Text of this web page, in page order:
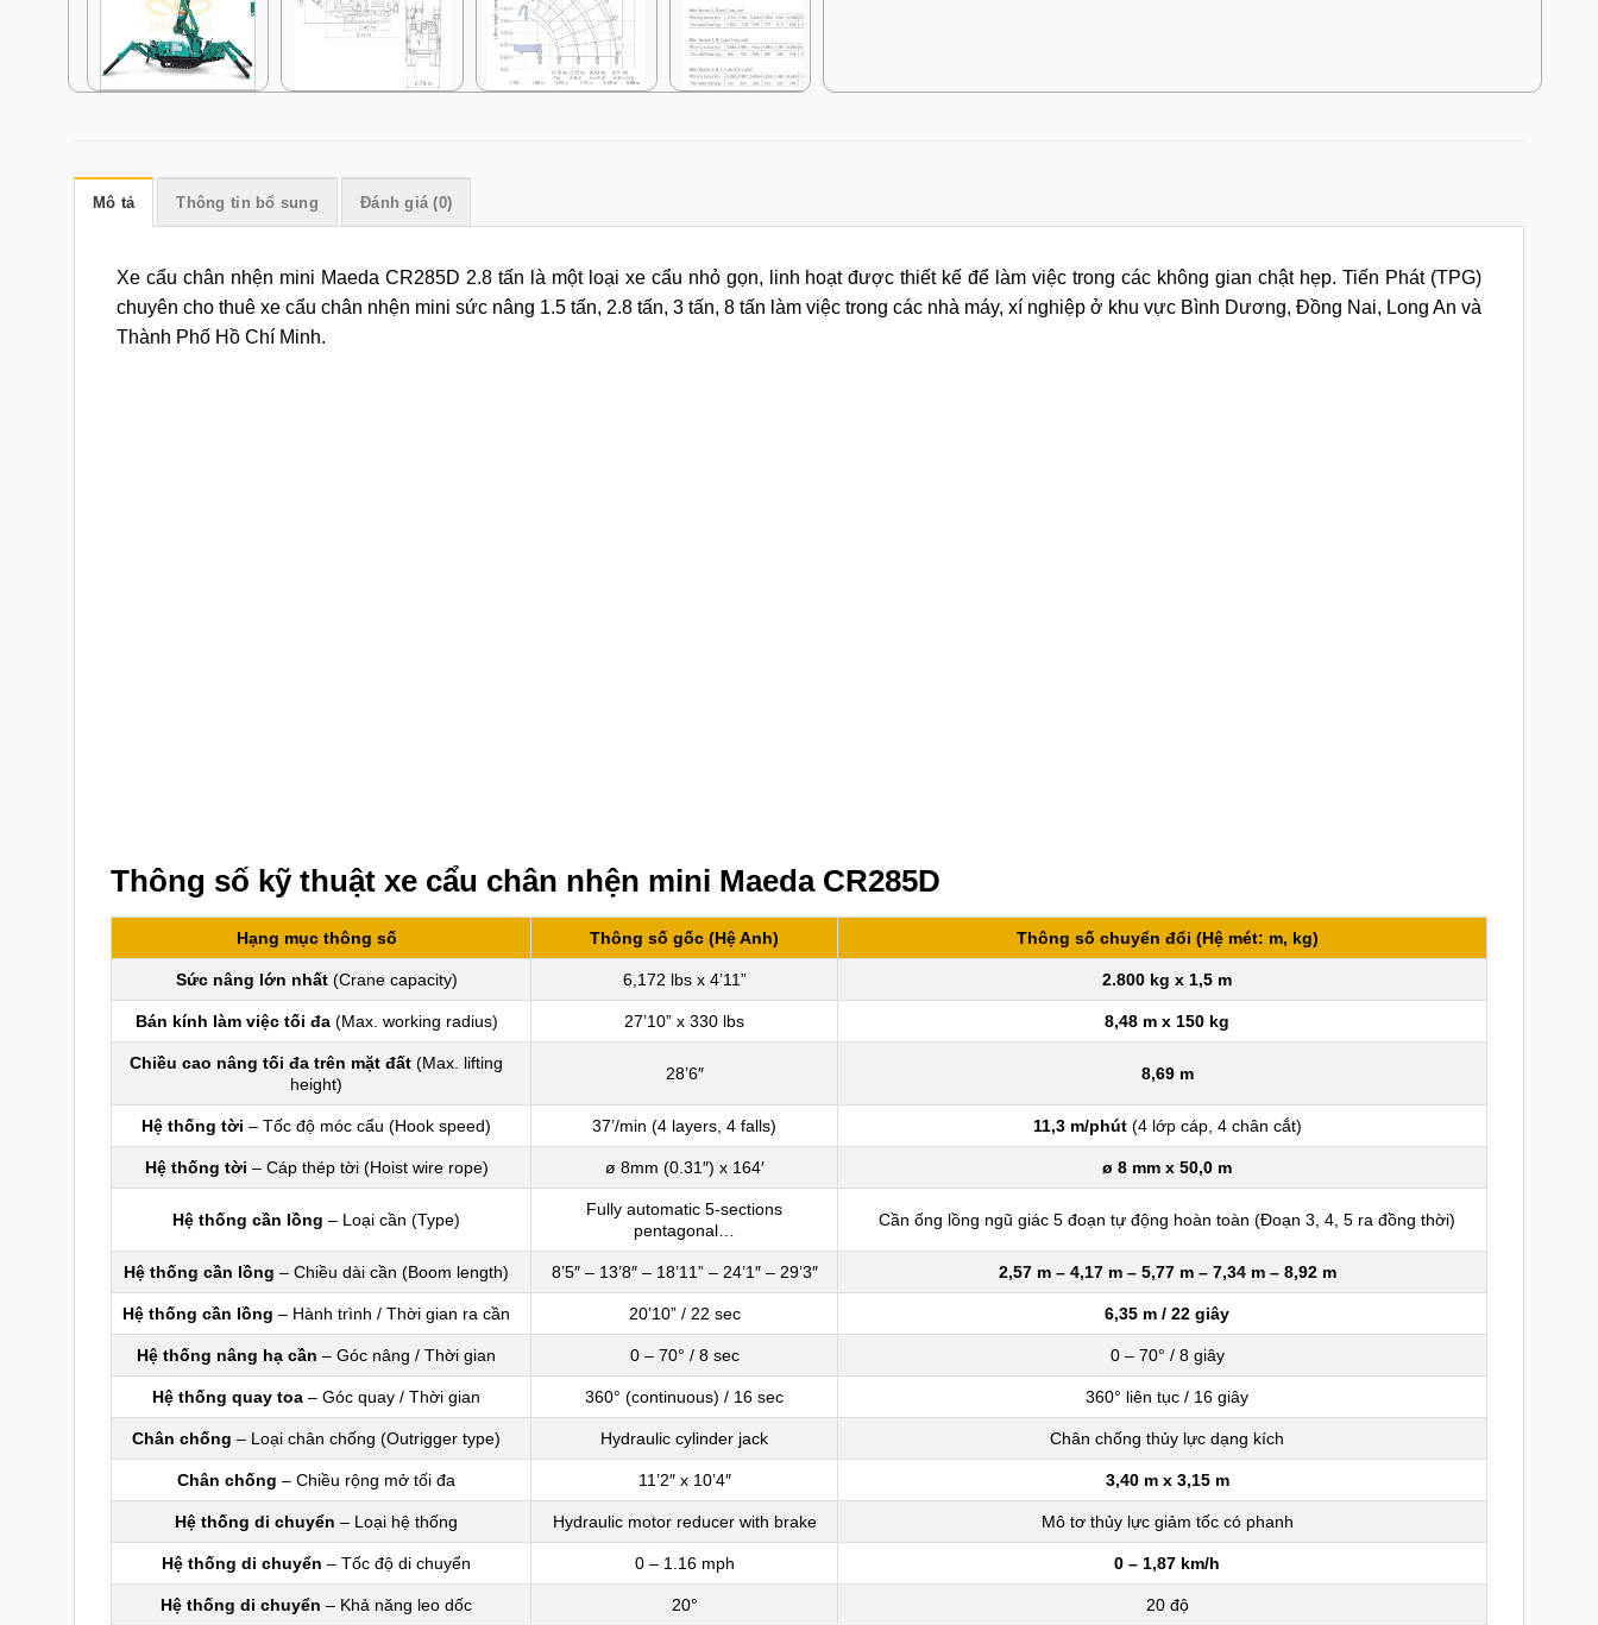
Mô tả Thông tin bổ sung Đánh giá (0)
Xe cẩu chân nhện mini Maeda CR285D 2.8 tấn là một loại xe cẩu nhỏ gọn, linh hoạt được thiết kế để làm việc trong các không gian chật hẹp. Tiến Phát (TPG)
chuyên cho thuê xe cẩu chân nhện mini sức nâng 1.5 tấn, 2.8 tấn, 3 tấn, 8 tấn làm việc trong các nhà máy, xí nghiệp ở khu vực Bình Dương, Đồng Nai, Long An và
Thành Phố Hồ Chí Minh.
Thông số kỹ thuật xe cẩu chân nhện mini Maeda CR285D
Hạng mục thông số Thông số gốc (Hệ Anh) Thông số chuyển đổi (Hệ mét: m, kg)
Sức nâng lớn nhất(Crane capacity) 6,172 lbs x 4’11” 2.800 kg x 1,5 m
Bán kính làm việc tối đa(Max. working radius) 27’10” x 330 lbs 8,48 m x 150 kg
Chiều cao nâng tối đa trên mặt đất (Max. lifting
height)
28’6″ 8,69 m
Hệ thống tời – Tốc độ móc cẩu (Hook speed) 37’/min (4 layers, 4 falls) 11,3 m/phút(4 lớp cáp, 4 chân cắt)
Hệ thống tời – Cáp thép tời (Hoist wire rope) ø 8mm (0.31″) x 164′ ø 8 mm x 50,0 m
Hệ thống cần lồng – Loại cần (Type)
Fully automatic 5-sections
pentagonal…
Cần ống lồng ngũ giác 5 đoạn tự động hoàn toàn (Đoạn 3, 4, 5 ra đồng thời)
Hệ thống cần lồng – Chiều dài cần (Boom length) 8’5″ – 13’8″ – 18’11” – 24’1″ – 29’3″ 2,57 m – 4,17 m – 5,77 m – 7,34 m – 8,92 m
Hệ thống cần lồng – Hành trình / Thời gian ra cần 20’10” / 22 sec 6,35 m / 22 giây
Hệ thống nâng hạ cần – Góc nâng / Thời gian 0 – 70° / 8 sec 0 – 70° / 8 giây
Hệ thống quay toa – Góc quay / Thời gian 360° (continuous) / 16 sec 360° liên tục / 16 giây
Chân chống – Loại chân chống (Outrigger type) Hydraulic cylinder jack Chân chống thủy lực dạng kích
Chân chống – Chiều rộng mở tối đa 11’2″ x 10’4″ 3,40 m x 3,15 m
Hệ thống di chuyển – Loại hệ thống Hydraulic motor reducer with brake Mô tơ thủy lực giảm tốc có phanh
Hệ thống di chuyển – Tốc độ di chuyển 0 – 1.16 mph 0 – 1,87 km/h
Hệ thống di chuyển – Khả năng leo dốc 20° 20 độ